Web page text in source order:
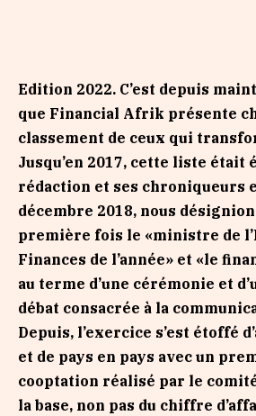
Edition 2022. C’est depuis
que Financial Afrik présente
classement de ceux qui
Jusqu’en 2017, cette liste était
rédaction et ses chroniqueurs
décembre 2018, nous
première fois le «ministre de
Finances de l’année» et «le
au terme d’une cérémonie et
débat consacrée à la
Depuis, l’exercice s’est étoffé
et de pays en pays avec un
cooptation réalisé par le
la base, non pas du chiffre